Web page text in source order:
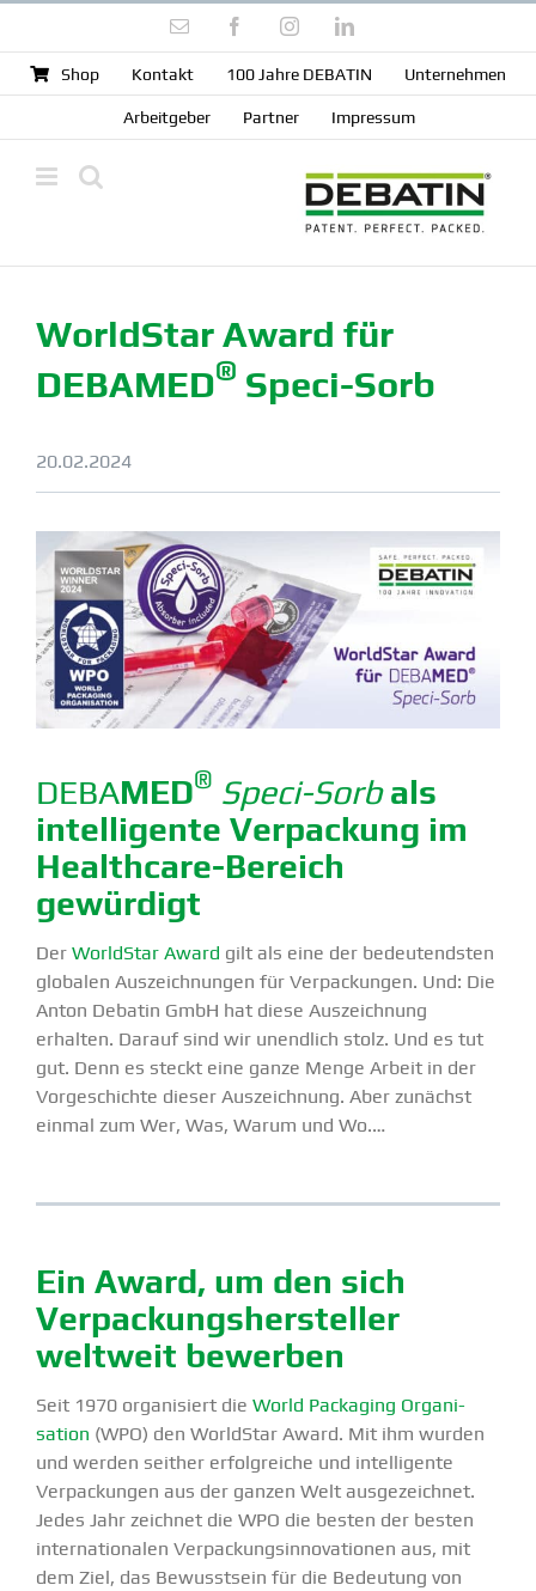
springen
E-
FacebookInstagramLinkedIn
Shop Kontakt 100 Jahre DEBATIN Unter­nehmen
Arbeit­geber Partner Impressum
WorldStar Award für
DEBAMED® Speci-Sorb
20.02.2024
DEBAMED® Speci-Sorb als
intel­li­gente Verpa­ckung im
Healthcare-Bereich
gewürdigt
Der WorldStar Award gilt als eine der bedeu­tendsten
globalen Auszeich­nungen für Verpa­ckungen. Und: Die
Anton Debatin GmbH hat diese Auszeichnung
erhalten. Darauf sind wir unendlich stolz. Und es tut
gut. Denn es steckt eine ganze Menge Arbeit in der
Vorge­schichte dieser Auszeichnung. Aber zunächst
einmal zum Wer, Was, Warum und Wo.…
Ein Award, um den sich
Verpa­ckungs­her­steller
weltweit bewerben
Seit 1970 organi­siert die World Packaging Organi­
sation (WPO) den WorldStar Award. Mit ihm wurden
und werden seither erfolg­reiche und intel­li­gente
Verpa­ckungen aus der ganzen Welt ausge­zeichnet.
Jedes Jahr zeichnet die WPO die besten der besten
inter­na­tio­nalen Verpa­ckungs­in­no­va­tionen aus, mit
dem Ziel, das Bewusstsein für die Bedeutung von